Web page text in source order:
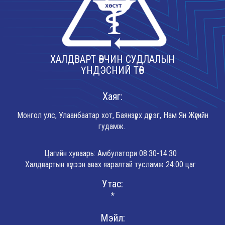
ХАЛДВАРТ ӨВЧИН СУДЛАЛЫН
ҮНДЭСНИЙ ТӨВ
Хаяг:
Монгол улс, Улаанбаатар хот, Баянзүрх дүүрэг, Нам Ян Жүгийн
гудамж.
Цагийн хуваарь: Амбулатори 08:30-14:30
Халдвартын хүлээн авах яаралтай тусламж 24:00 цаг
Утас:
*
Мэйл: